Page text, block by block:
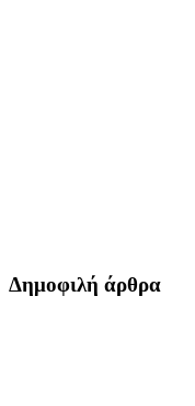
Δημοφιλή άρθρα